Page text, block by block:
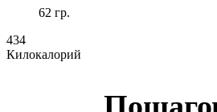
62 гр.
434
Килокалорий